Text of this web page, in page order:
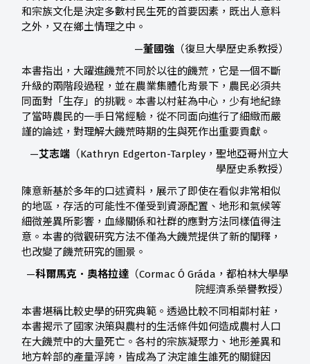
和宗族文化是決定多數村民生死的首要因素，既出人意料
之外，又在鄉土情理之中。
—董國強 （復旦大學歷史系教授）
本書指出，大躍進饑荒不同於以往的饑荒，它是一個不斷
升級的兩階段過程，並在農業集體化背景下，農民必須共
同面對「生存」的挑戰。本書以村莊為中心，少有地紀錄
了當時農民的一手日常經驗，從不同面向進行了細緻而嚴
謹的論述，對理解大饑荒時期的生與死作出重要貢獻。
—艾志端 （Kathryn Edgerton-Tarpley，聖地亞哥州立大
學歷史系教授）
陳意新基於多年的口述資料，展示了即使在看似非常相似
的地區，存活的可能性不僅受到資源配置、地形和氣候等
細微差異所影響，血緣關係和社群的應對方法同樣值得注
意。本書的微觀研究方法不僅為大饑荒提供了新的闡釋，
也改變了饑荒研究的圖景。
—科爾馬克．奧格拉達 （Cormac Ó Gráda，都柏林大學學
院經濟系榮譽教授）
本書堪稱比較史學的研究典範。透過比較不同相鄰村莊，
本書揭示了國家決策與農村的生活條件如何造成農村人口
在大饑荒中的大量死亡。各村的宗族凝聚力、地形差異和
地方幹部的產量浮誇，皆成為了決定誰生誰死的關鍵因